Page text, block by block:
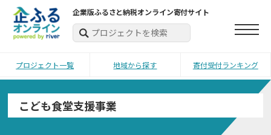
企業版ふるさと納税オンライン寄付サイト
プロジェクト一覧 地域から探す 寄付受付ランキング
こども食堂支援事業